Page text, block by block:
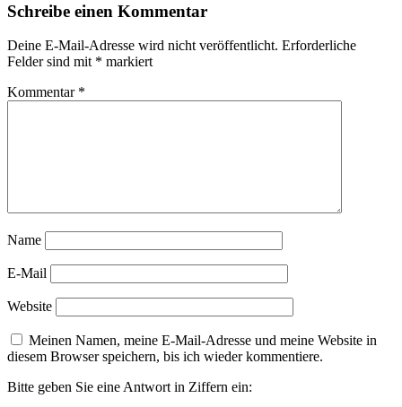
Schreibe einen Kommentar
Deine E-Mail-Adresse wird nicht veröffentlicht. Erforderliche
Felder sind mit * markiert
Kommentar *
Name
E-Mail
Website
Meinen Namen, meine E-Mail-Adresse und meine Website in
diesem Browser speichern, bis ich wieder kommentiere.
Bitte geben Sie eine Antwort in Ziffern ein: